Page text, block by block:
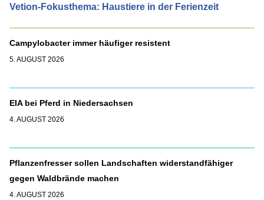
Vetion-Fokusthema: Haustiere in der Ferienzeit
Campylobacter immer häufiger resistent
5. AUGUST 2026
EIA bei Pferd in Niedersachsen
4. AUGUST 2026
Pflanzenfresser sollen Landschaften widerstandfähiger
gegen Waldbrände machen
4. AUGUST 2026